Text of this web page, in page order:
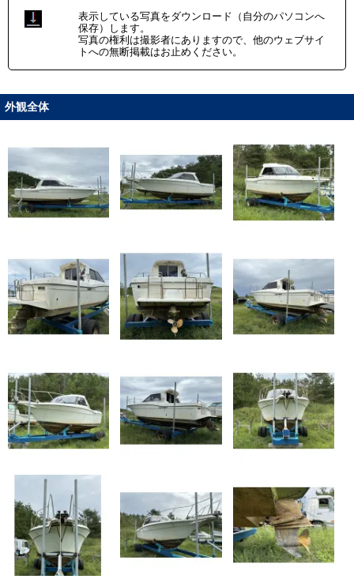
表示している写真をダウンロード（自分のパソコンへ
保存）します。
写真の権利は撮影者にありますので、他のウェブサイ
トへの無断掲載はお止めください。
外観全体